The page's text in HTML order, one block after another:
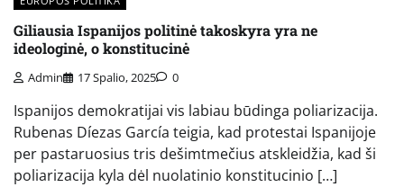
Giliausia Ispanijos politinė takoskyra yra ne
ideologinė, o konstitucinė
Admin 17 Spalio, 2025 0
Ispanijos demokratijai vis labiau būdinga poliarizacija.
Rubenas Díezas García teigia, kad protestai Ispanijoje
per pastaruosius tris dešimtmečius atskleidžia, kad ši
poliarizacija kyla dėl nuolatinio konstitucinio […]